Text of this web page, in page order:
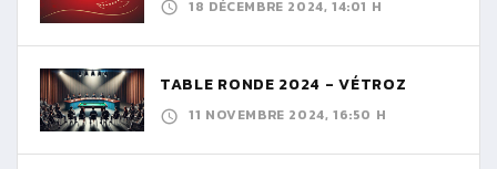
18 DÉCEMBRE 2024, 14:01 H
TABLE RONDE 2024 - VÉTROZ
11 NOVEMBRE 2024, 16:50 H